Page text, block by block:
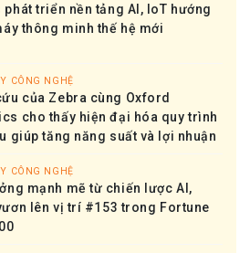
phát triển nền tảng AI, IoT hướng
thông minh thế hệ mới
CÔNG NGHỆ
của Zebra cùng Oxford
cho thấy hiện đại hóa quy trình
giúp tăng năng suất và lợi nhuận
CÔNG NGHỆ
mạnh mẽ từ chiến lược AI,
lên vị trí #153 trong Fortune